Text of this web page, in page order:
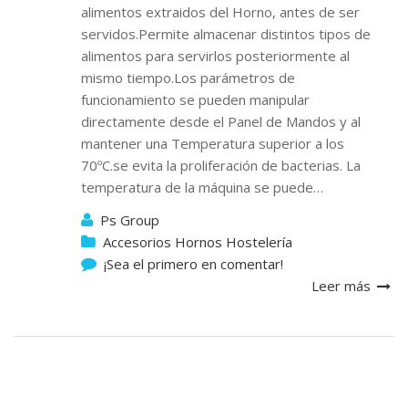
alimentos extraidos del Horno, antes de ser
servidos.Permite almacenar distintos tipos de
alimentos para servirlos posteriormente al
mismo tiempo.Los parámetros de
funcionamiento se pueden manipular
directamente desde el Panel de Mandos y al
mantener una Temperatura superior a los
70ºC.se evita la proliferación de bacterias. La
temperatura de la máquina se puede…
Ps Group
Accesorios Hornos Hostelería
¡Sea el primero en comentar!
Leer más